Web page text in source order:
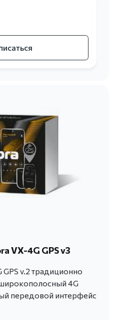
VX-4G GPS v3
v.2 традиционно
4G
передовой интерфейс